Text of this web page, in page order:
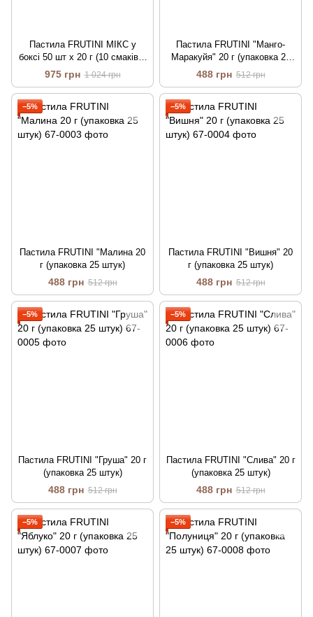
Пастила FRUTINI МІКС у
боксі 50 шт х 20 г (10 смаків х
5 шт)
975 грн 1 024 грн
Пастила FRUTINI "Манго-
Маракуйя" 20 г (упаковка 25
штук)
488 грн 512 грн
−5%
Пастила FRUTINI "Малина 20
г (упаковка 25 штук)
488 грн 512 грн
−5%
Пастила FRUTINI "Вишня" 20
г (упаковка 25 штук)
488 грн 512 грн
−5%
Пастила FRUTINI "Груша" 20 г
(упаковка 25 штук)
488 грн 512 грн
−5%
Пастила FRUTINI "Слива" 20 г
(упаковка 25 штук)
488 грн 512 грн
−5% −5%